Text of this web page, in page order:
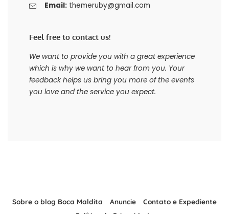
Email: themeruby@gmail.com
Feel free to contact us!
We want to provide you with a great experience
which is why we want to hear from you. Your
feedback helps us bring you more of the events
you love and the service you expect.
Sobre o blog Boca Maldita Anuncie
Contato e Expediente